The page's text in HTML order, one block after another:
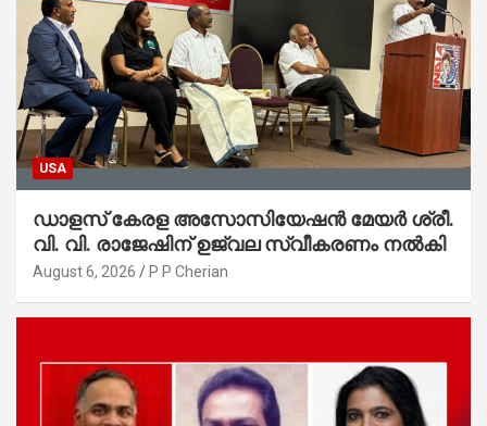
USA
ഡാളസ് കേരള അസോസിയേഷൻ മേയർ ശ്രീ.
വി. വി. രാജേഷിന് ഉജ്വല സ്വീകരണം നൽകി
August 6, 2026 P P Cherian